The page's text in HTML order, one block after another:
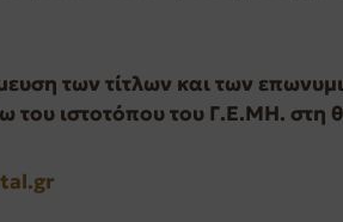
των τίτλων και των
του ιστοτόπου του Γ.Ε.ΜΗ. στη